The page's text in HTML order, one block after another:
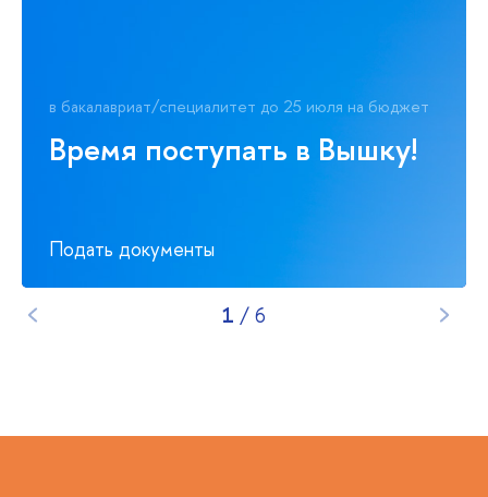
в бакалавриат/специалитет до 25 июля на бюджет
Время поступать в Вышку!
Подать документы
1 / 6